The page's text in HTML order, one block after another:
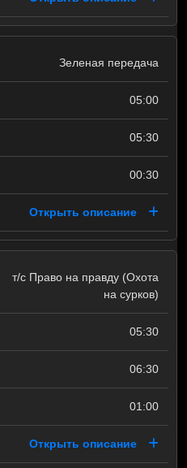
Зеленая передача
05:00
05:30
00:30
Открыть описание
т/с Право на правду (Охота
на сурков)
05:30
06:30
01:00
Открыть описание